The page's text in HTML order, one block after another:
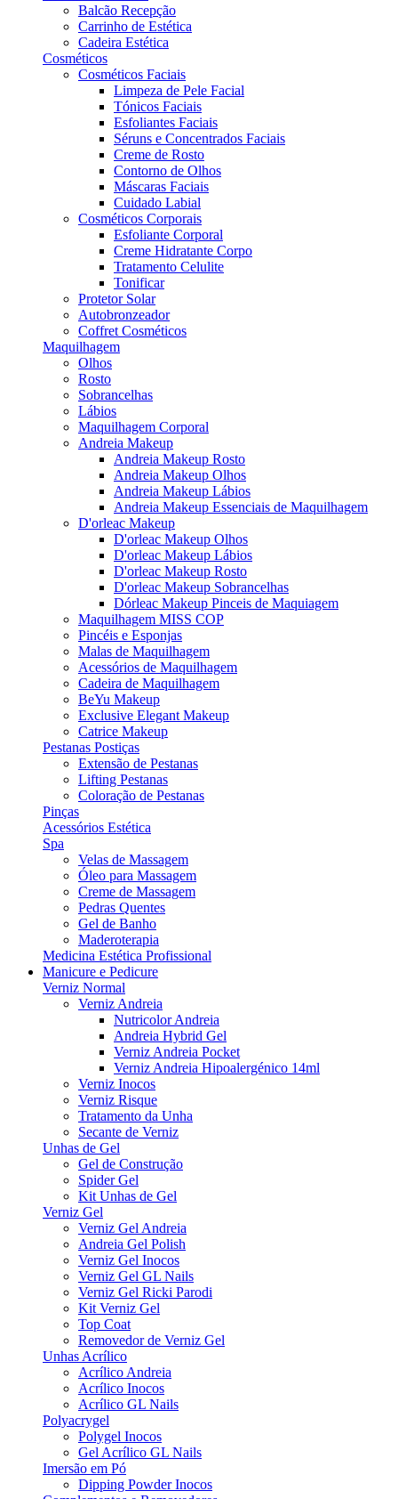
Balcão Recepção
Carrinho de Estética
Cadeira Estética
Cosméticos
Cosméticos Faciais
Limpeza de Pele Facial
Tónicos Faciais
Esfoliantes Faciais
Séruns e Concentrados Faciais
Creme de Rosto
Contorno de Olhos
Máscaras Faciais
Cuidado Labial
Cosméticos Corporais
Esfoliante Corporal
Creme Hidratante Corpo
Tratamento Celulite
Tonificar
Protetor Solar
Autobronzeador
Coffret Cosméticos
Maquilhagem
Olhos
Rosto
Sobrancelhas
Lábios
Maquilhagem Corporal
Andreia Makeup
Andreia Makeup Rosto
Andreia Makeup Olhos
Andreia Makeup Lábios
Andreia Makeup Essenciais de Maquilhagem
D'orleac Makeup
D'orleac Makeup Olhos
D'orleac Makeup Lábios
D'orleac Makeup Rosto
D'orleac Makeup Sobrancelhas
Dórleac Makeup Pinceis de Maquiagem
Maquilhagem MISS COP
Pincéis e Esponjas
Malas de Maquilhagem
Acessórios de Maquilhagem
Cadeira de Maquilhagem
BeYu Makeup
Exclusive Elegant Makeup
Catrice Makeup
Pestanas Postiças
Extensão de Pestanas
Lifting Pestanas
Coloração de Pestanas
Pinças
Acessórios Estética
Spa
Velas de Massagem
Óleo para Massagem
Creme de Massagem
Pedras Quentes
Gel de Banho
Maderoterapia
Medicina Estética Profissional
Manicure e Pedicure
Verniz Normal
Verniz Andreia
Nutricolor Andreia
Andreia Hybrid Gel
Verniz Andreia Pocket
Verniz Andreia Hipoalergénico 14ml
Verniz Inocos
Verniz Risque
Tratamento da Unha
Secante de Verniz
Unhas de Gel
Gel de Construção
Spider Gel
Kit Unhas de Gel
Verniz Gel
Verniz Gel Andreia
Andreia Gel Polish
Verniz Gel Inocos
Verniz Gel GL Nails
Verniz Gel Ricki Parodi
Kit Verniz Gel
Top Coat
Removedor de Verniz Gel
Unhas Acrílico
Acrílico Andreia
Acrílico Inocos
Acrílico GL Nails
Polyacrygel
Polygel Inocos
Gel Acrílico GL Nails
Imersão em Pó
Dipping Powder Inocos